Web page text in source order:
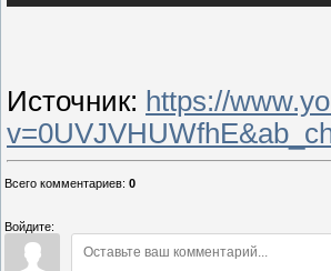
Источник: https://
Всего комментариев: 0
Войдите: